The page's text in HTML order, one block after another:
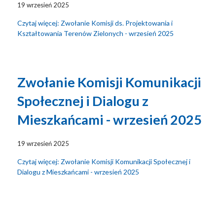
19 wrzesień 2025
Czytaj więcej: Zwołanie Komisji ds. Projektowania i
Kształtowania Terenów Zielonych - wrzesień 2025
Zwołanie Komisji Komunikacji
Społecznej i Dialogu z
Mieszkańcami - wrzesień 2025
19 wrzesień 2025
Czytaj więcej: Zwołanie Komisji Komunikacji Społecznej i
Dialogu z Mieszkańcami - wrzesień 2025